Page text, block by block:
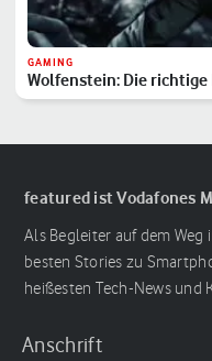
GAMING
Wolfenstein: Die
featured ist Vodafones
Als Begleiter auf dem
besten Stories zu
heißesten Tech-News und
Anschrift